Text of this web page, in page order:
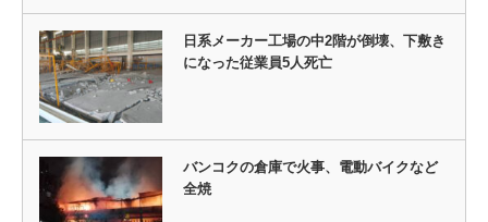
日系メーカー工場の中2階が倒壊、下敷き
になった従業員5人死亡
バンコクの倉庫で火事、電動バイクなど
全焼